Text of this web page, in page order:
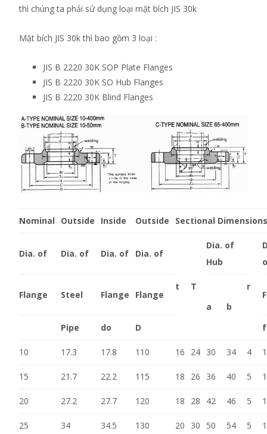
thì chúng ta phải sử dụng loại mặt bích JIS 30k
Mặt bích JIS 30k thì bao gồm 3 loại :
JIS B 2220 30K SOP Plate Flanges
JIS B 2220 30K SO Hub Flanges
JIS B 2220 30K Blind Flanges
Nominal Outside Inside Outside Sectional
Dia. of Dia. of Dia. of Dia. of
t T
Dia. of
Hub
r
Flange Steel Flange
Flange
a
b
Pipe do D f
10 17.3 17.8 110 16 24 30 34 4 1
15 21.7 22.2 115 18 26 36 40 5 1
20 27.2 27.7 120 18 28 42 46 5 1
25 34 34.5 130 20 30 50 54 5 1